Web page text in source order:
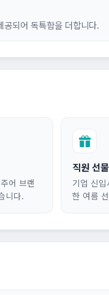
되어 독특함을 더합니다.
어 브랜
니다.
직원 선
기업 신
한 여름